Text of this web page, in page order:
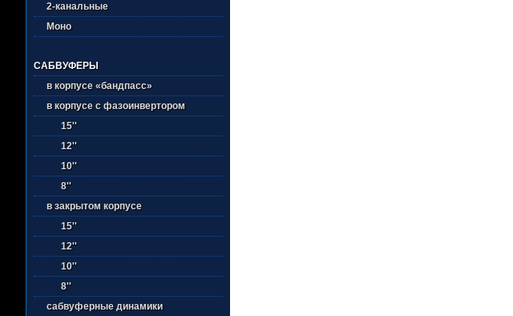
2-канальные
Моно
САБВУФЕРЫ
в корпусе «бандпасс»
в корпусе с фазоинвертором
15''
12''
10''
8''
в закрытом корпусе
15''
12''
10''
8''
сабвуферные динамики